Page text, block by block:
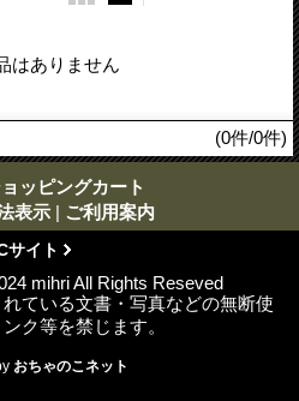
はありません
(0件/0件)
ッピングカート
表示 | ご利用案内
サイト
mihri All Rights Reseved
ている文書・写真などの無断使
ク等を禁じます。
おちゃのこネット